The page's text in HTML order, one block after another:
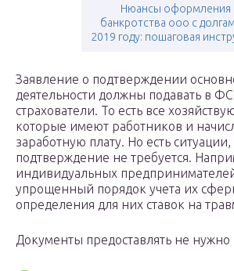
Нюансы оформления
банкротства ооо с
2019 году: пошаговая
Заявление о подтверждении
деятельности должны подавать в
страхователи. То есть все
которые имеют работников и
заработную плату. Но есть ситуации,
подтверждение не требуется.
индивидуальных
упрощенный порядок учета их
определения для них ставок на
Документы предоставлять не нужно